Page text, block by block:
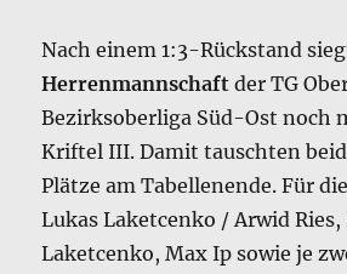
Nach einem 1:3-Rückstand
Herrenmannschaftder TG
Bezirksoberliga Süd-Ost noch
Kriftel III. Damit tauschten
Plätze am Tabellenende. Für
Lukas Laketcenko / Arwid Ries,
Laketcenko, Max Ip sowie je